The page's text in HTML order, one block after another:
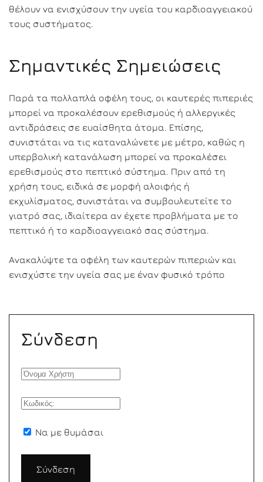
θέλουν να ενισχύσουν την υγεία του καρδιοαγγειακού
τους συστήματος.
Σημαντικές Σημειώσεις
Παρά τα πολλαπλά οφέλη τους, οι καυτερές πιπεριές
μπορεί να προκαλέσουν ερεθισμούς ή αλλεργικές
αντιδράσεις σε ευαίσθητα άτομα. Επίσης,
συνιστάται να τις καταναλώνετε με μέτρο, καθώς η
υπερβολική κατανάλωση μπορεί να προκαλέσει
ερεθισμούς στο πεπτικό σύστημα. Πριν από τη
χρήση τους, ειδικά σε μορφή αλοιφής ή
εκχυλίσματος, συνιστάται να συμβουλευτείτε το
γιατρό σας, ιδιαίτερα αν έχετε προβλήματα με το
πεπτικό ή το καρδιοαγγειακό σας σύστημα.
Ανακαλύψτε τα οφέλη των καυτερών πιπεριών και
ενισχύστε την υγεία σας με έναν φυσικό τρόπο
Σύνδεση
Να με θυμάσαι
Σύνδεση